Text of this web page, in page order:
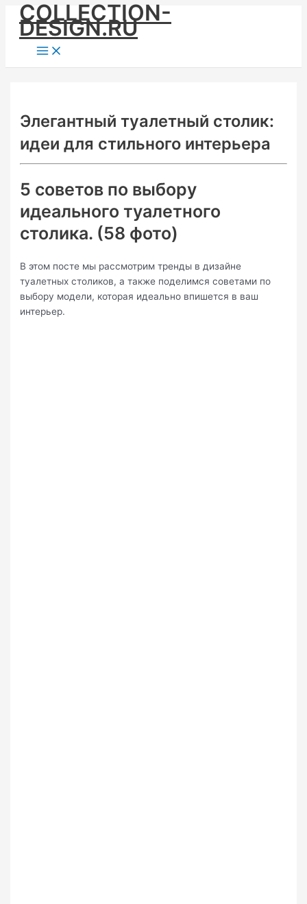
Skip
content
COLLECTION-
DESIGN.RU
Main
Menu
Элегантный туалетный столик:
идеи для стильного интерьера
5 советов по выбору
идеального туалетного
столика. (58 фото)
В этом посте мы рассмотрим тренды в дизайне
туалетных столиков, а также поделимся советами по
выбору модели, которая идеально впишется в ваш
интерьер.